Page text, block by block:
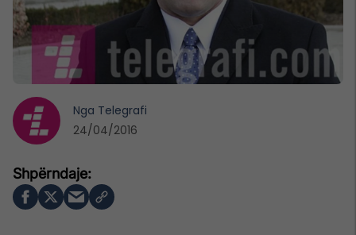
Nga Telegrafi
24/04/2016